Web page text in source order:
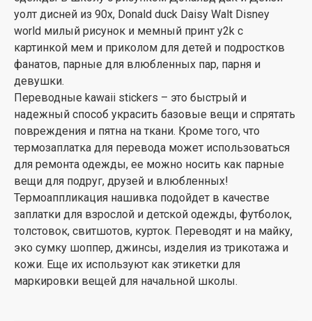
уолт дисней из 90х, Donald duck Daisy Walt Disney
world милый рисунок и мемный принт y2k с
картинкой мем и приколом для детей и подростков
фанатов, парные для влюбленных пар, парня и
девушки.
Переводные kawaii stickers – это быстрый и
надежный способ украсить базовые вещи и спрятать
повреждения и пятна на ткани. Кроме того, что
термозаплатка для перевода может использоваться
для ремонта одежды, ее можно носить как парные
вещи для подруг, друзей и влюбленных!
Термоаппликация нашивка подойдет в качестве
заплатки для взрослой и детской одежды, футболок,
толстовок, свитшотов, курток. Переводят и на майку,
эко сумку шоппер, джинсы, изделия из трикотажа и
кожи. Еще их используют как этикетки для
маркировки вещей для начальной школы.